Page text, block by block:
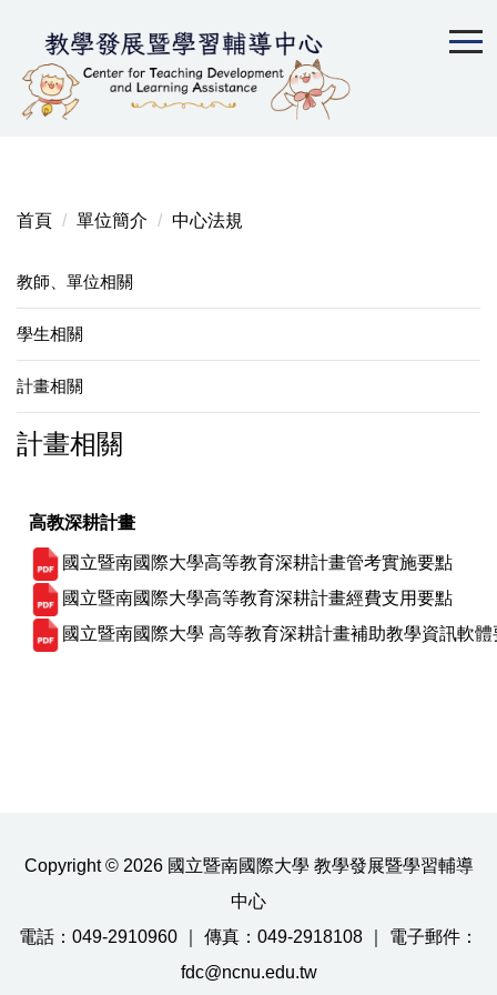
主
內
首頁 單位簡介 中心法規
教師、單位相關
學生相關
計畫相關
計畫相關
高教深耕計畫
國立暨南國際大學高等教育深耕計畫管考實施要點
國立暨南國際大學高等教育深耕計畫經費支用要點
國立暨南國際大學 高等教育深耕計畫補助教學資訊軟體
Copyright © 2026 國立暨南國際大學 教學發展暨學習輔導
中心
電話：049-2910960 ｜ 傳真：049-2918108 ｜ 電子郵件：
fdc@ncnu.edu.tw